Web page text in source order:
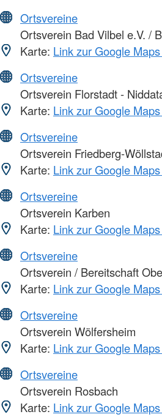
Ortsvereine
Ortsverein Bad Vilbel e.V. /
Karte: Link zur Google
Ortsvereine
Ortsverein Florstadt -
Karte: Link zur Google
Ortsvereine
Ortsverein Friedberg-
Karte: Link zur Google
Ortsvereine
Ortsverein Karben
Karte: Link zur Google
Ortsvereine
Ortsverein / Bereitschaft
Karte: Link zur Google
Ortsvereine
Ortsverein Wölfersheim
Karte: Link zur Google
Ortsvereine
Ortsverein Rosbach
Karte: Link zur Google